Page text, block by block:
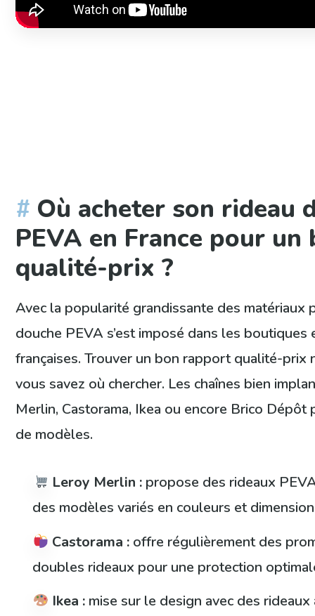
Où acheter son rideau
PEVA en France pour
qualité-prix ?
Avec la popularité grandissante des matériaux
douche PEVA s’est imposé dans les
françaises. Trouver un bon rapport qualité-prix
vous savez où chercher. Les chaînes bien
Merlin, Castorama, Ikea ou encore Brico
de modèles.
Leroy Merlin : propose des rideaux
des modèles variés en couleurs et
Castorama : offre régulièrement des
doubles rideaux pour une protection
Ikea : mise sur le design avec des